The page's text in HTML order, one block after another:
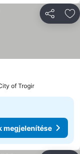
of Trogir
megjelenítése